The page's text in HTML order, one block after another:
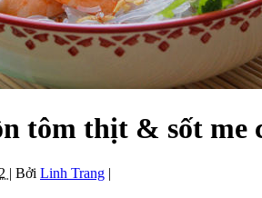
tôm thịt & sốt me
| Bởi Linh Trang |